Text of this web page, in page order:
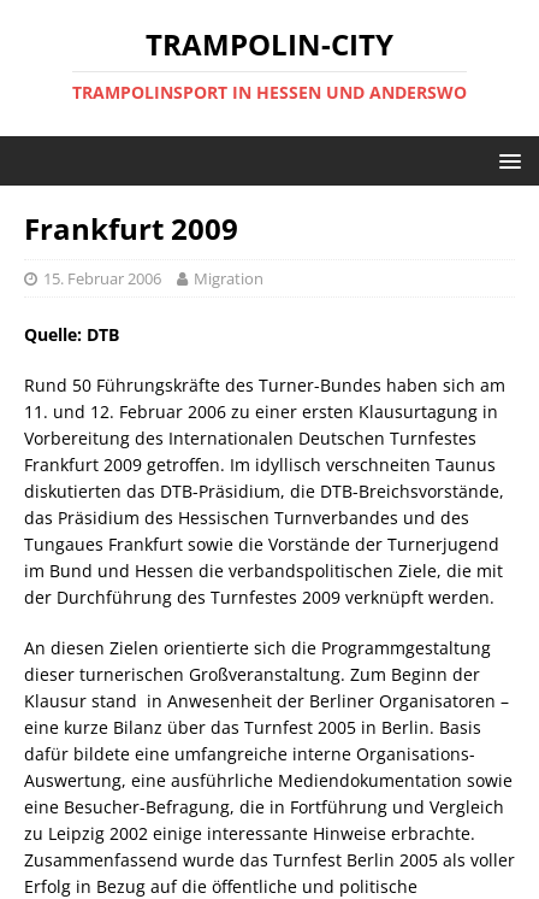
TRAMPOLIN-CITY
TRAMPOLINSPORT IN HESSEN UND ANDERSWO
Frankfurt 2009
15. Februar 2006 Migration
Quelle: DTB
Rund 50 Führungskräfte des Turner-Bundes haben sich am
11. und 12. Februar 2006 zu einer ersten Klausurtagung in
Vorbereitung des Internationalen Deutschen Turnfestes
Frankfurt 2009 getroffen. Im idyllisch verschneiten Taunus
diskutierten das DTB-Präsidium, die DTB-Breichsvorstände,
das Präsidium des Hessischen Turnverbandes und des
Tungaues Frankfurt sowie die Vorstände der Turnerjugend
im Bund und Hessen die verbandspolitischen Ziele, die mit
der Durchführung des Turnfestes 2009 verknüpft werden.
An diesen Zielen orientierte sich die Programmgestaltung
dieser turnerischen Großveranstaltung. Zum Beginn der
Klausur stand  in Anwesenheit der Berliner Organisatoren –
eine kurze Bilanz über das Turnfest 2005 in Berlin. Basis
dafür bildete eine umfangreiche interne Organisations-
Auswertung, eine ausführliche Mediendokumentation sowie
eine Besucher-Befragung, die in Fortführung und Vergleich
zu Leipzig 2002 einige interessante Hinweise erbrachte.
Zusammenfassend wurde das Turnfest Berlin 2005 als voller
Erfolg in Bezug auf die öffentliche und politische